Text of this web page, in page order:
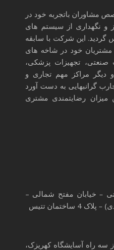
مشاوران باتجربه خود در
و نگهداری از سیستم های
سال 1384 تأسیس گردید. این شرکت با سابقه
مشتریان خود در شاخه های
صنعتی، تجهیزات پزشکی،
دیگر مراکز مهم تجاری و
گرانبهایی به دست آورد
میزان رضایتمندی مشتری
– خیابان مفتح شمالی –
تتیس
سه راه آسایشگاه کهریزک،